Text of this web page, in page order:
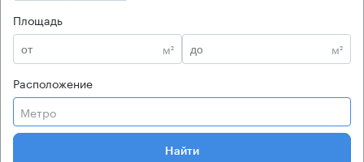
Площадь
м²
м²
Расположение
Метро
Найти